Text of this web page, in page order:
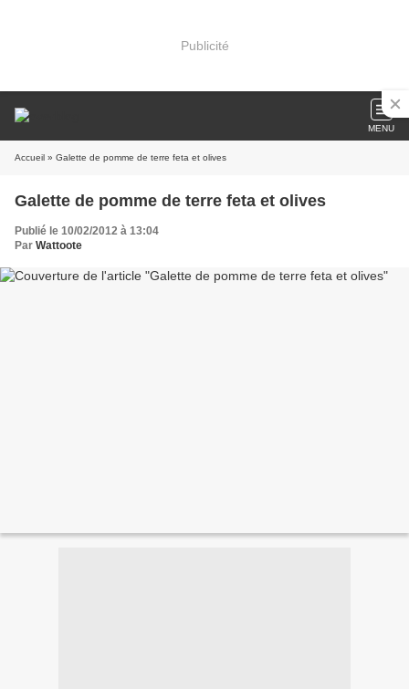
Publicité
MENU
Accueil » Galette de pomme de terre feta et olives
Galette de pomme de terre feta et olives
Publié le 10/02/2012 à 13:04
Par Wattoote